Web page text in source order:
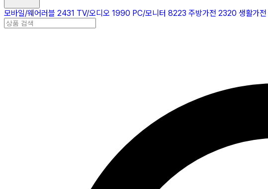
모바일/웨어러블 2431 TV/오디오 1990 PC/모니터 8223 주방가전 2320 생활가전